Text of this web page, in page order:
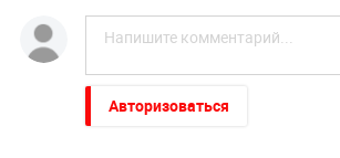
Авторизоваться